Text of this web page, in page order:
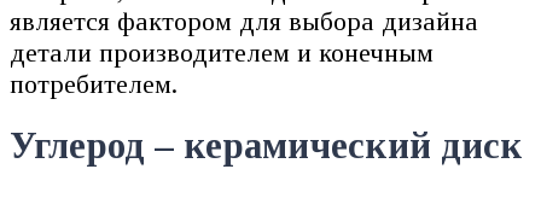
является фактором для выбора дизайна
детали производителем и конечным
потребителем.
Углерод – керамический диск